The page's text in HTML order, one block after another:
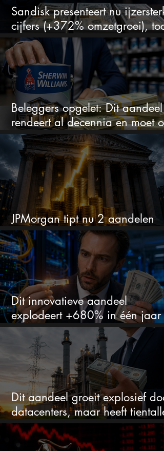
Sandisk presenteert nu
cijfers (+372% omzetgroei), toch
zakt het aandeel weg
Beleggers opgelet: Dit aandeel
rendeert al decennia en moet op
je watchlist staan!
JPMorgan tipt nu 2 aandelen
voor augustus
Dit innovatieve aandeel
explodeert +680% in één jaar
en blijft maar stijgen
Dit aandeel groeit explosief
datacenters, maar heeft
miljarden nodig